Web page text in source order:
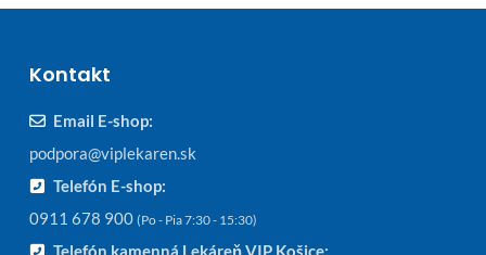
Kontakt
Email E-shop:
podpora@viplekaren.sk
Telefón E-shop:
0911 678 900 (Po - Pia 7:30 - 15:30)
Telefón kamenná Lekáreň VIP Košice: